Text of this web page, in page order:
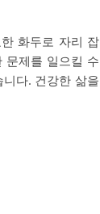
화두로 자리 잡
문제를 일으킬 수
다. 건강한 삶을